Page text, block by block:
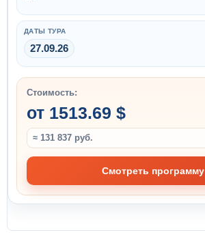
ДАТЫ ТУРА
27.09.26
Стоимость:
от 1513.69 $
≈ 131 837 руб.
Смотреть программу